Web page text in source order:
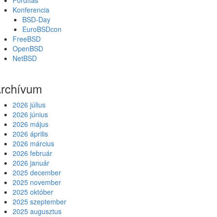
Konferencia
BSD-Day
EuroBSDcon
FreeBSD
OpenBSD
NetBSD
2026 július
2026 június
2026 május
2026 április
2026 március
2026 február
2026 január
2025 december
2025 november
2025 október
2025 szeptember
2025 augusztus